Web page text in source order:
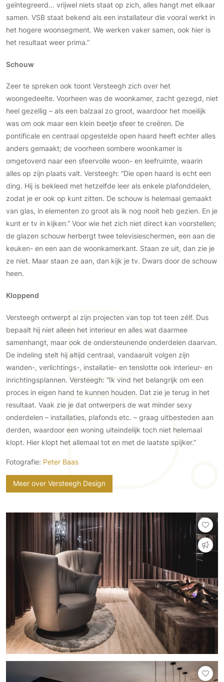
geïntegreerd… vrijwel niets staat op zich, alles hangt met elkaar
samen. VSB staat bekend als een installateur die vooral werkt in
het hogere woonsegment. We werken vaker samen, ook hier is
het resultaat weer prima.”
Schouw
Zeer te spreken ook toont Versteegh zich over het
woongedeelte. Voorheen was de woonkamer, zacht gezegd, niet
heel gezellig – als een balzaal zo groot, waardoor het moeilijk
was om ook maar een klein beetje sfeer te creëren. De
pontificale en centraal opgestelde open haard heeft echter alles
anders gemaakt; de voorheen sombere woonkamer is
omgetoverd naar een sfeervolle woon- en leefruimte, waarin
alles op zijn plaats valt. Versteegh: “Die open haard is echt een
ding. Hij is bekleed met hetzelfde leer als enkele plafonddelen,
zodat je er ook op kunt zitten. De schouw is helemaal gemaakt
van glas, in elementen zo groot als ik nog nooit heb gezien. En je
kunt er tv in kijken.” Voor wie het zich niet direct kan voorstellen;
de glazen schouw herbergt twee televisieschermen, een aan de
keuken- en een aan de woonkamerkant. Staan ze uit, dan zie je
ze niet. Maar staan ze aan, dan kijk je tv. Dwars door de schouw
heen.
Kloppend
Versteegh ontwerpt al zijn projecten van top tot teen zélf. Dus
bepaalt hij niet alleen het interieur en alles wat daarmee
samenhangt, maar ook de ondersteunende onderdelen daarvan.
De indeling stelt hij altijd centraal, vandaaruit volgen zijn
wanden-, verlichtings-, installatie- en tenslotte ook interieur- en
inrichtingsplannen. Versteegh: “Ik vind het belangrijk om een
proces in eigen hand te kunnen houden. Dat zie je terug in het
resultaat. Vaak zie je dat ontwerpers de wat minder sexy
onderdelen – installaties, plafonds etc. – graag uitbesteden aan
derden, waardoor een woning uiteindelijk toch niet helemaal
klopt. Hier klopt het allemaal tot en met de laatste spijker.”
Fotografie: Peter Baas
Meer over Versteegh Design